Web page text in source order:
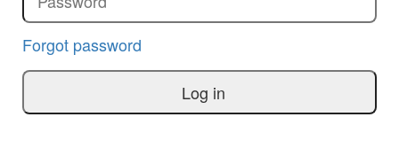
Forgot password